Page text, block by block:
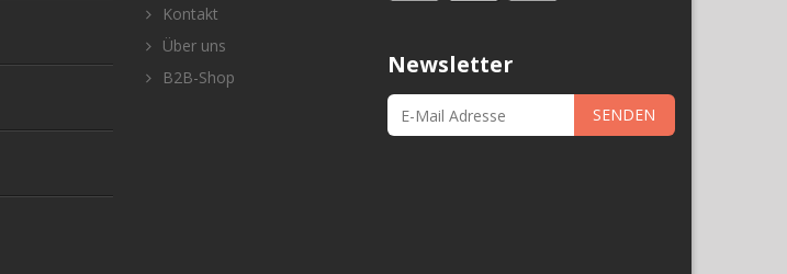
Kontakt
Über uns
B2B-Shop
Newsletter
SENDEN